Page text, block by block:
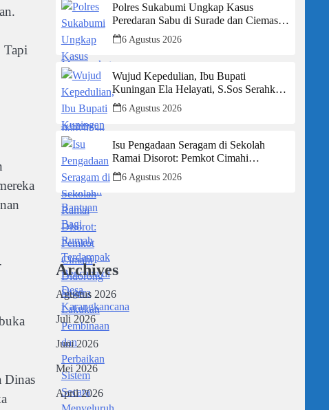
Tapi
Dinas
Polres Sukabumi Ungkap Kasus
Peredaran Sabu di Surade dan Ciemas,
Tiga Tersangka Diamankan
6 Agustus 2026
Wujud Kepedulian, Ibu Bupati
Kuningan Ela Helayati, S.Sos Serahkan
Bantuan Bagi Rumah Terdampak
Bencana di Desa Karangkancana
6 Agustus 2026
Isu Pengadaan Seragam di Sekolah
Ramai Disorot: Pemkot Cimahi
Didorong Segera Lakukan Pembinaan
dan Perbaikan Sistem Secara
6 Agustus 2026
Archives
Agustus 2026
Juli 2026
Juni 2026
Mei 2026
April 2026